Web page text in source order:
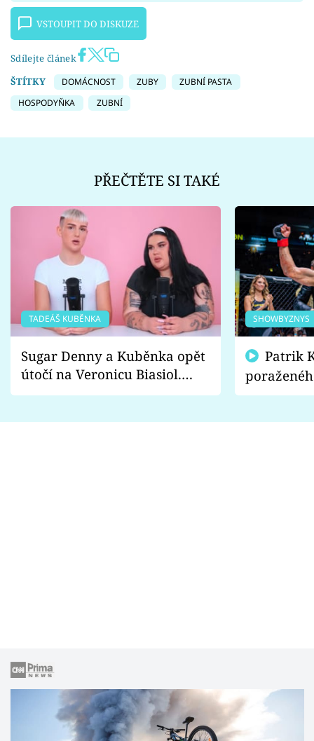
VSTOUPIT DO DISKUZE
Sdílejte článek
ŠTÍTKY
DOMÁCNOST ZUBY
ZUBNÍ PASTA
HOSPODYŇKA
ZUBNÍ
PŘEČTĚTE SI TAKÉ
TADEÁŠ KUBĚNKA
Sugar Denny a Kuběnka opět
útočí na Veronicu Biasiol.
Proč je podle nich falešná a
SHOWBYZNYS
fanoušci